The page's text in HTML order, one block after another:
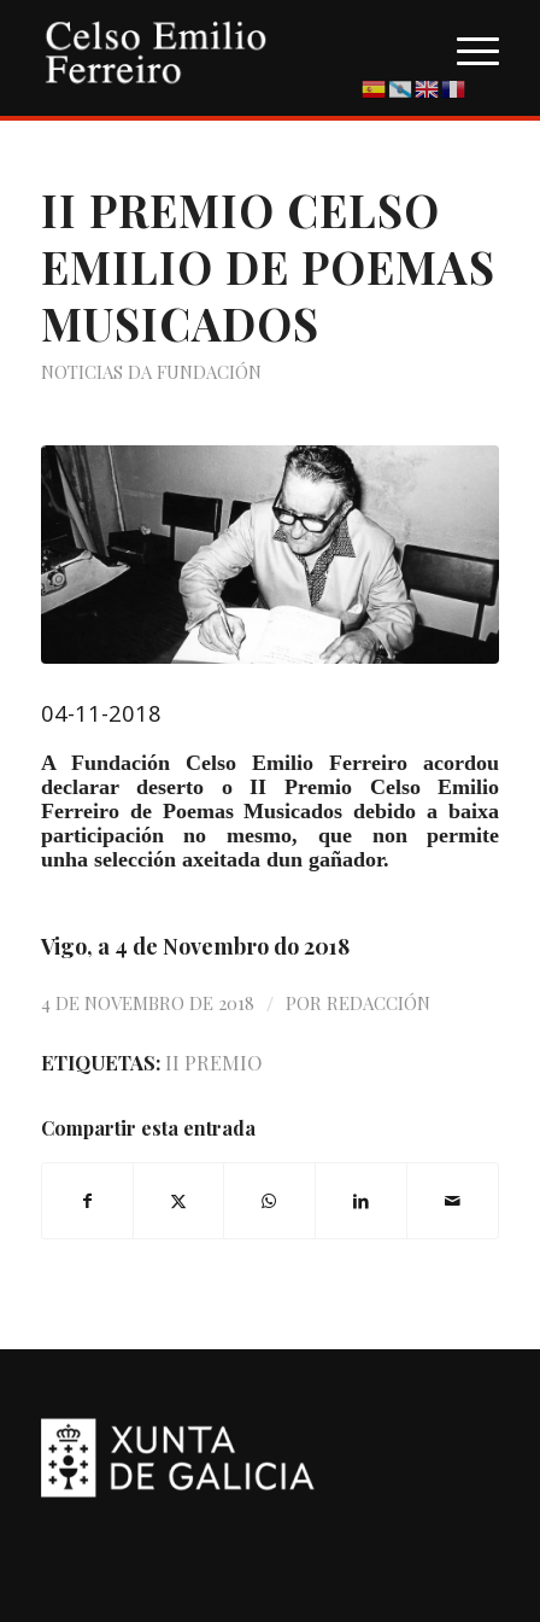
II PREMIO CELSO
EMILIO DE POEMAS
MUSICADOS
NOTICIAS DA FUNDACIÓN
04-11-2018
A Fundación Celso Emilio Ferreiro acordou
declarar deserto oII Premio Celso Emilio
Ferreiro de Poemas Musicados debido a baixa
participación no mesmo, que non permite
unhaselecciónaxeitada dun gañador.
Vigo, a 4 de Novembro do 2018
4 DE NOVEMBRO DE 2018 / POR REDACCIÓN
ETIQUETAS: II PREMIO
Compartir esta entrada